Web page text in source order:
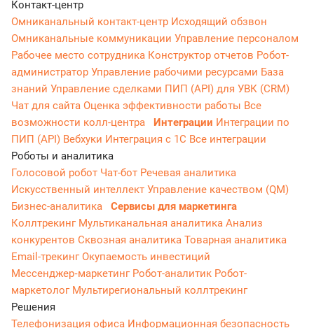
Контакт-центр
Омниканальный контакт-центр Исходящий обзвон
Омниканальные коммуникации Управление персоналом
Рабочее место сотрудника Конструктор отчетов Робот-
администратор Управление рабочими ресурсами База
знаний Управление сделками ПИП (API) для УВК (CRM)
Чат для сайта Оценка эффективности работы Все
возможности колл-центра
Интеграции Интеграции по
ПИП (API) Вебхуки Интеграция с 1С Все интеграции
Роботы и аналитика
Голосовой робот Чат-бот Речевая аналитика
Искусственный интеллект Управление качеством (QM)
Бизнес-аналитика
Сервисы для маркетинга
Коллтрекинг Мультиканальная аналитика Анализ
конкурентов Сквозная аналитика Товарная аналитика
Email-трекингОкупаемость инвестиций
Мессенджер‑маркетинг Робот-аналитик Робот-
маркетолог Мультирегиональный коллтрекинг
Решения
Телефонизация офиса Информационная безопасность